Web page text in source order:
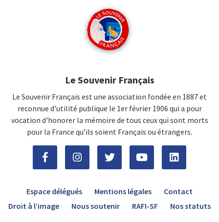
Le Souvenir Français
Le Souvenir Français est une association fondée en 1887 et
reconnue d’utilité publique le 1er février 1906 qui a pour
vocation d'honorer la mémoire de tous ceux qui sont morts
pour la France qu’ils soient Français ou étrangers.
Espace délégués Mentions légales
Contact
Droit à l’image
Nous soutenir RAFI-SF Nos statuts